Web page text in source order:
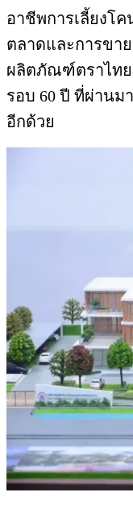
อาชีพการเลี้ยงโ
ตลาดและการขา
ผลิตภัณฑ์ตราไทย
รอบ 60 ปี ที่ผ่าน
อีกด้วย